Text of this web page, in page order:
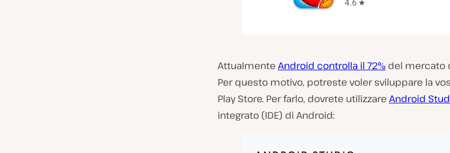
Attualmente Android controlla il 72% del mercato
Per questo motivo, potreste voler sviluppare la
Play Store. Per farlo, dovrete utilizzare Android
integrato (IDE) di Android: